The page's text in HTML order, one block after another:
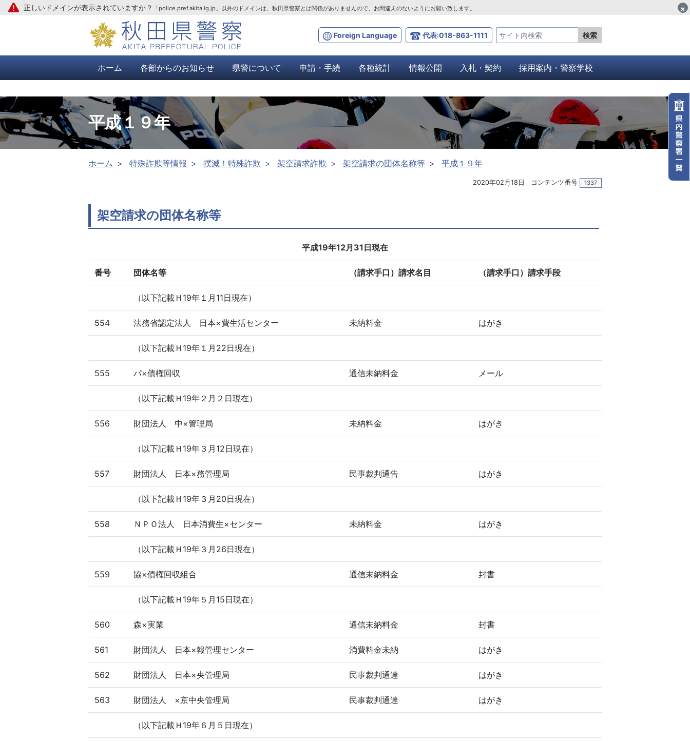
本文へ
Foreign Language 代表:018-863-1111 検索
正しいドメインが表示されていますか？ 「police.pref.akita.lg.jp」以外のドメインは、秋田県警察とは関係がありませんので、お間違えのないようにお願い致します。 ×
ホーム 各部からのお知らせ 県警について 申請・手続 各種統計 情報公開 入札・契約 採用案内・警察学校
平成１９年
ホーム 特殊詐欺等情報 撲滅！特殊詐欺 架空請求詐欺 架空請求の団体名称等 平成１９年
2020年02月18日 コンテンツ番号 1337
架空請求の団体名称等
平成19年12月31日現在
番号 団体名等 （請求手口）請求名目 （請求手口）請求手段
（以下記載Ｈ19年１月11日現在）
554 法務省認定法人 日本×費生活センター 未納料金 はがき
（以下記載Ｈ19年１月22日現在）
555 パ×債権回収 通信未納料金 メール
（以下記載Ｈ19年２月２日現在）
556 財団法人 中×管理局 未納料金 はがき
（以下記載Ｈ19年３月12日現在）
557 財団法人 日本×務管理局 民事裁判通告 はがき
（以下記載Ｈ19年３月20日現在）
558 ＮＰＯ法人 日本消費生×センター 未納料金 はがき
（以下記載Ｈ19年３月26日現在）
559 協×債権回収組合 通信未納料金 封書
（以下記載Ｈ19年５月15日現在）
560 森×実業 通信未納料金 封書
561 財団法人 日本×報管理センター 消費料金未納 はがき
562 財団法人 日本×央管理局 民事裁判通達 はがき
563 財団法人 ×京中央管理局 民事裁判通達 はがき
（以下記載Ｈ19年６月５日現在）